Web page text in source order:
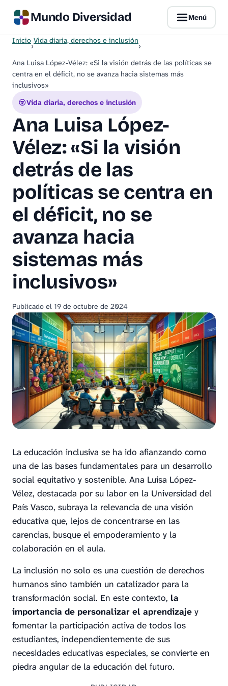
Mundo Diversidad Menú
Inicio
›
Vida diaria, derechos e inclusión
›
Ana Luisa López-Vélez: «Si la visión detrás de las políticas se
centra en el déficit, no se avanza hacia sistemas más
inclusivos»
Vida diaria, derechos e inclusión
Ana Luisa López-
Vélez: «Si la visión
detrás de las
políticas se centra en
el déficit, no se
avanza hacia
sistemas más
inclusivos»
Publicado el 19 de octubre de 2024
La educación inclusiva se ha ido afianzando como
una de las bases fundamentales para un desarrollo
social equitativo y sostenible. Ana Luisa López-
Vélez, destacada por su labor en la Universidad del
País Vasco, subraya la relevancia de una visión
educativa que, lejos de concentrarse en las
carencias, busque el empoderamiento y la
colaboración en el aula.
La inclusión no solo es una cuestión de derechos
humanos sino también un catalizador para la
transformación social. En este contexto, la
importancia de personalizar el aprendizaje y
fomentar la participación activa de todos los
estudiantes, independientemente de sus
necesidades educativas especiales, se convierte en
piedra angular de la educación del futuro.